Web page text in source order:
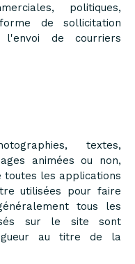
politiques,
de sollicitation
l'envoi de courriers
textes,
animées ou non,
toutes les applications
utilisées pour faire
tous les
sur le site sont
au titre de la